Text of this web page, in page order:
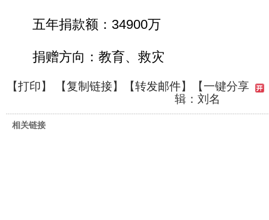
五年捐款额：34900万
捐赠方向：教育、救灾
【打印】 【复制链接】【转发邮件】
【一键分享
辑：刘名
相关链接